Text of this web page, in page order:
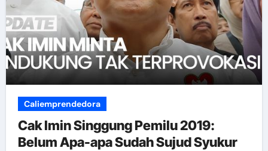
Caliemprendedora
Cak Imin Singgung Pemilu 2019:
Belum Apa-apa Sudah Sujud Syukur